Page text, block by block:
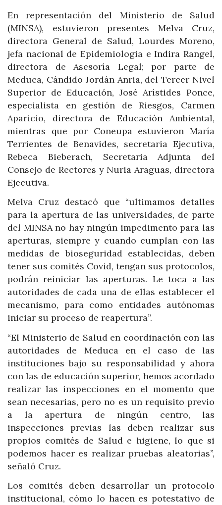
En representación del Ministerio de Salud
(MINSA), estuvieron presentes Melva Cruz,
directora General de Salud, Lourdes Moreno,
jefa nacional de Epidemiologia e Indira Rangel,
directora de Asesoría Legal; por parte de
Meduca, Cándido Jordán Anria, del Tercer Nivel
Superior de Educación, José Arístides Ponce,
especialista en gestión de Riesgos, Carmen
Aparicio, directora de Educación Ambiental,
mientras que por Coneupa estuvieron María
Terrientes de Benavides, secretaria Ejecutiva,
Rebeca Bieberach, Secretaria Adjunta del
Consejo de Rectores y Nuria Araguas, directora
Ejecutiva.
Melva Cruz destacó que “ultimamos detalles
para la apertura de las universidades, de parte
del MINSA no hay ningún impedimento para las
aperturas, siempre y cuando cumplan con las
medidas de bioseguridad establecidas, deben
tener sus comités Covid, tengan sus protocolos,
podrán reiniciar las aperturas. Le toca a las
autoridades de cada una de ellas establecer el
mecanismo, para como entidades autónomas
iniciar su proceso de reapertura”.
“El Ministerio de Salud en coordinación con las
autoridades de Meduca en el caso de las
instituciones bajo su responsabilidad y ahora
con las de educación superior, hemos acordado
realizar las inspecciones en el momento que
sean necesarias, pero no es un requisito previo
a la apertura de ningún centro, las
inspecciones previas las deben realizar sus
propios comités de Salud e higiene, lo que si
podemos hacer es realizar pruebas aleatorias”,
señaló Cruz.
Los comités deben desarrollar un protocolo
institucional, cómo lo hacen es potestativo de